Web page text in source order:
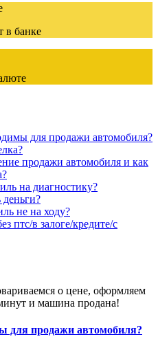
в банке
для продажи автомобиля?
продажи автомобиля и как
на диагностику?
не на ходу?
птс/в залоге/кредите/с
о цене, оформляем
и машина продана!
для продажи автомобиля?